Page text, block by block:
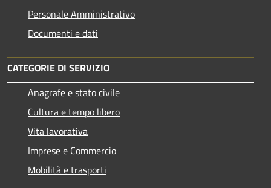
Personale Amministrativo
Documenti e dati
CATEGORIE DI SERVIZIO
Anagrafe e stato civile
Cultura e tempo libero
Vita lavorativa
Imprese e Commercio
Mobilità e trasporti